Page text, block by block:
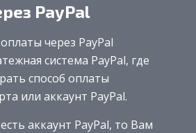
PayPal
через PayPal
система PayPal, где
способ оплаты
или аккаунт PayPal.
аккаунт PayPal, то Вам